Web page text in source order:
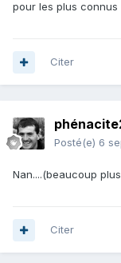
pour les plus connus
Citer
Posté(e) 6
Nan....(beaucoup
Citer